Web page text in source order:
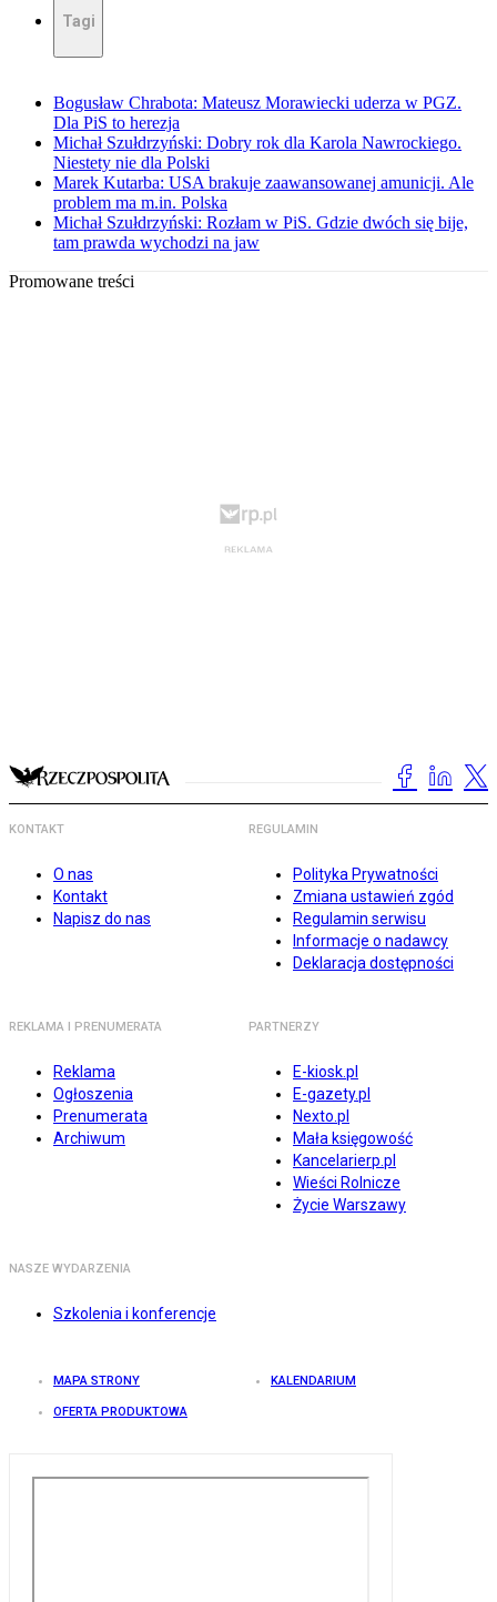
Tagi
Bogusław Chrabota: Mateusz Morawiecki uderza w PGZ.
Dla PiS to herezja
Michał Szułdrzyński: Dobry rok dla Karola Nawrockiego.
Niestety nie dla Polski
Marek Kutarba: USA brakuje zaawansowanej amunicji. Ale
problem ma m.in. Polska
Michał Szułdrzyński: Rozłam w PiS. Gdzie dwóch się bije,
tam prawda wychodzi na jaw
Promowane treści
KONTAKT
O nas
Kontakt
Napisz do nas
REGULAMIN
Polityka Prywatności
Zmiana ustawień zgód
Regulamin serwisu
Informacje o nadawcy
Deklaracja dostępności
REKLAMA I PRENUMERATA
Reklama
Ogłoszenia
Prenumerata
Archiwum
PARTNERZY
E-kiosk.pl
E-gazety.pl
Nexto.pl
Mała księgowość
Kancelarierp.pl
Wieści Rolnicze
Życie Warszawy
NASZE WYDARZENIA
Szkolenia i konferencje
MAPA STRONY KALENDARIUM
OFERTA PRODUKTOWA